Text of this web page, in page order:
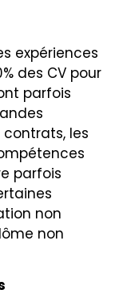
expériences
des CV pour
parfois
les
parfois
non
non